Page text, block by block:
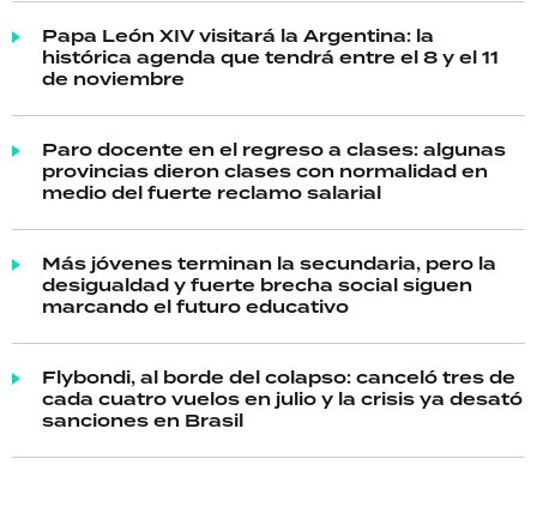
Papa León XIV visitará la Argentina: la
histórica agenda que tendrá entre el 8 y el 11
de noviembre
Paro docente en el regreso a clases: algunas
provincias dieron clases con normalidad en
medio del fuerte reclamo salarial
Más jóvenes terminan la secundaria, pero la
desigualdad y fuerte brecha social siguen
marcando el futuro educativo
Flybondi, al borde del colapso: canceló tres de
cada cuatro vuelos en julio y la crisis ya desató
sanciones en Brasil